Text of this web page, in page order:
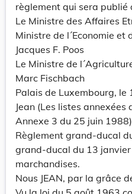
règlement qui sera publié
Le Ministre des Affaires
Ministre de l´Economie et
Jacques F. Poos
Le Ministre de
Marc Fischbach
Palais de Luxembourg, le
Jean (Les listes
Annexe 3 du 25 juin 1988)
Règlement grand-ducal
grand-ducal du 13
marchandises.
Nous JEAN, par la grâce